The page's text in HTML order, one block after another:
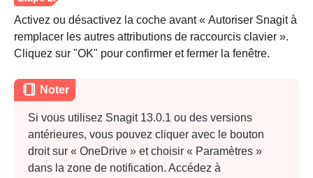
Étape 3.
Activez ou désactivez la coche avant « Autoriser Snagit à
remplacer les autres attributions de raccourcis clavier ».
Cliquez sur "OK" pour confirmer et fermer la fenêtre.
Noter
Si vous utilisez Snagit 13.0.1 ou des versions
antérieures, vous pouvez cliquer avec le bouton
droit sur « OneDrive » et choisir « Paramètres »
dans la zone de notification. Accédez à